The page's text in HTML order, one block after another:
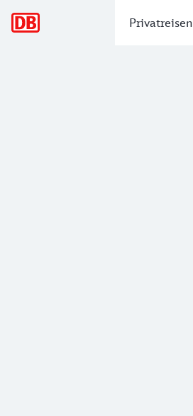
Privatreisen